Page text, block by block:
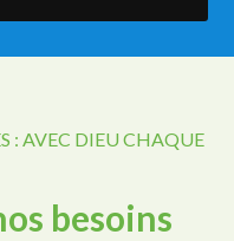
: AVEC DIEU CHAQUE
besoins